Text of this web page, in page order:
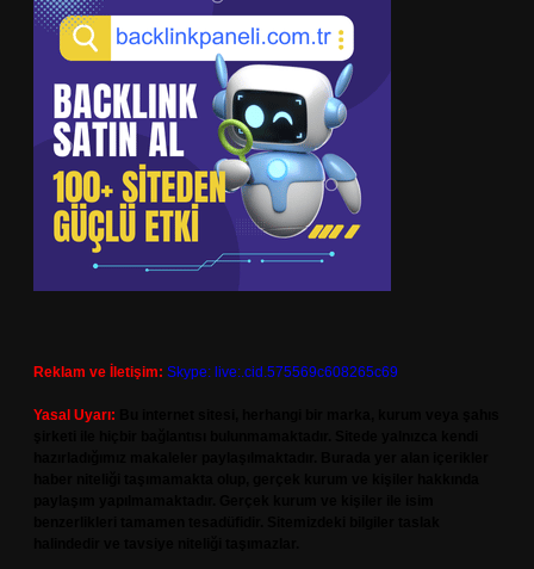
Reklam ve İletişim: Skype: live:.cid.575569c608265c69
Yasal Uyarı: